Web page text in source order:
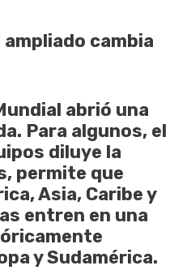
cambia
abrió una
Para algunos, el
diluye la
permite que
Asia, Caribe y
entren en una
y Sudamérica.